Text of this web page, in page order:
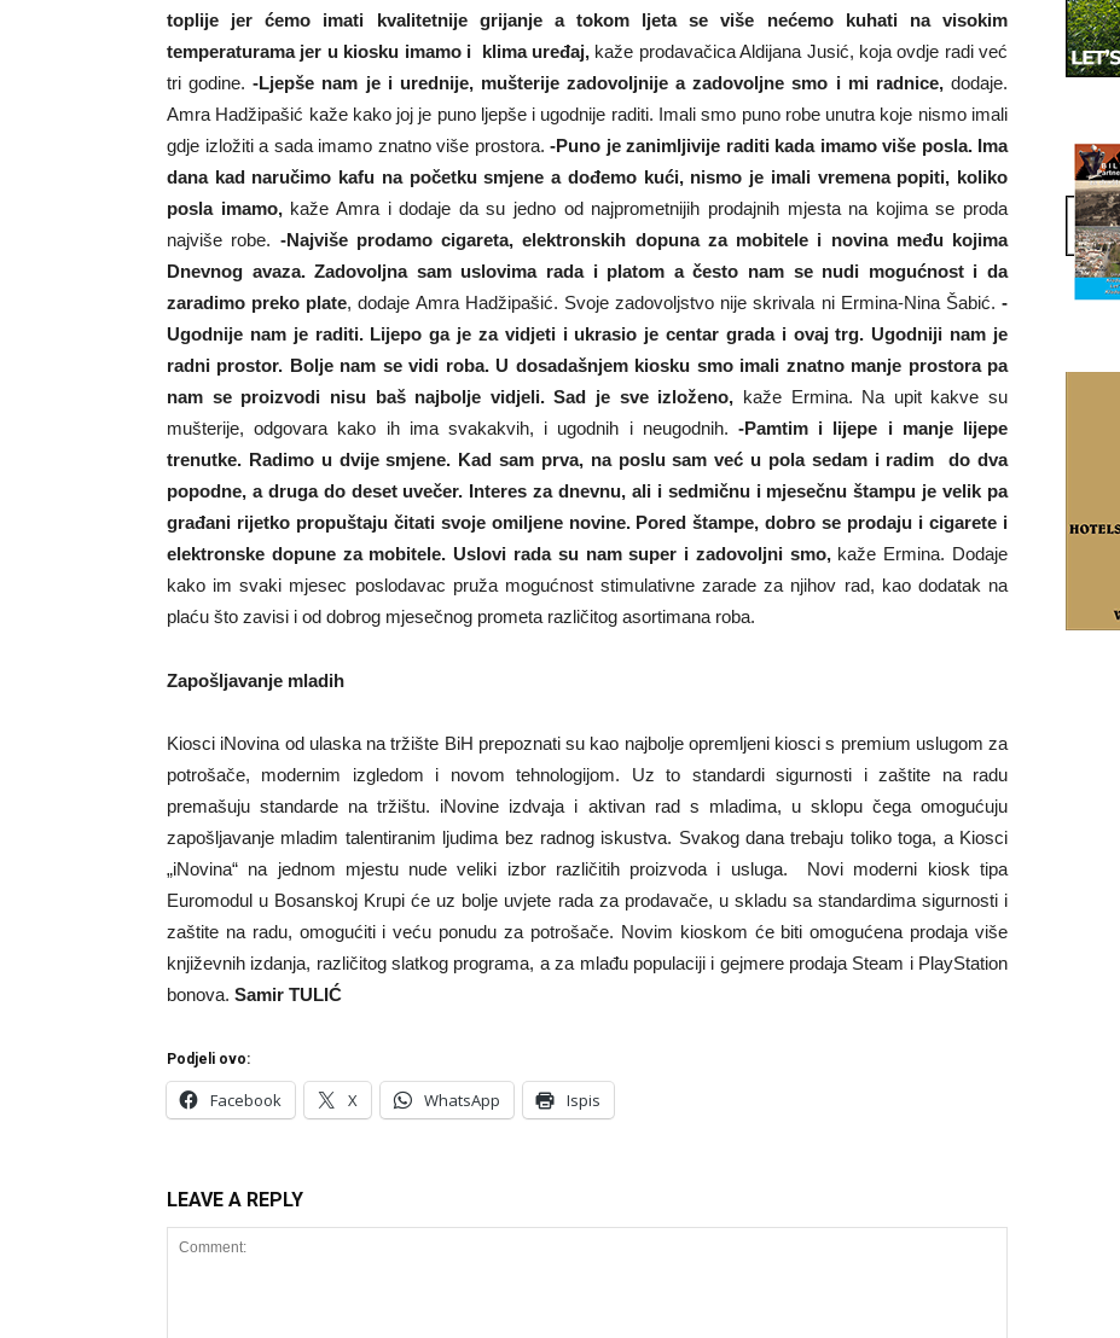
toplije jer ćemo imati kvalitetnije grijanje a tokom ljeta se više nećemo kuhati na visokim
temperaturama jer u kiosku imamo i klima uređaj, kaže prodavačica Aldijana Jusić, koja ovdje radi već
tri godine.-Ljepše nam je i urednije, mušterije zadovoljnije a zadovoljne smo i mi radnice,dodaje.
Amra Hadžipašić kaže kako joj je puno ljepše i ugodnije raditi. Imali smo puno robe unutra koje nismo imali
gdje izložiti a sada imamo znatno više prostora. -Puno je zanimljivije raditi kada imamo više posla. Ima
dana kad naručimo kafu na početku smjene a dođemo kući, nismo je imali vremena popiti, koliko
posla imamo,kaže Amra i dodaje da su jedno od najprometnijih prodajnih mjesta na kojima se proda
najviše robe. -Najviše prodamo cigareta, elektronskih dopuna za mobitele i novina među kojima
Dnevnog avaza. Zadovoljna sam uslovima rada i platom a često nam se nudi mogućnost i da
zaradimo preko plate, dodaje Amra Hadžipašić. Svoje zadovoljstvo nije skrivala ni Ermina-Nina Šabić.-
Ugodnije nam je raditi. Lijepo ga je za vidjeti i ukrasio je centar grada i ovaj trg. Ugodniji nam je
radni prostor. Bolje nam se vidi roba. U dosadašnjem kiosku smo imali znatno manje prostora pa
nam se proizvodi nisu baš najbolje vidjeli. Sad je sve izloženo, kaže Ermina. Na upit kakve su
mušterije, odgovara kako ih ima svakakvih, i ugodnih i neugodnih. -Pamtim i lijepe i manje lijepe
trenutke. Radimo u dvije smjene. Kad sam prva, na poslu sam već u pola sedam i radim do dva
popodne, a druga do deset uvečer. Interes za dnevnu, ali i sedmičnu i mjesečnu štampu je velik pa
građani rijetko propuštaju čitati svoje omiljene novine. Pored štampe, dobro se prodaju i cigarete i
elektronske dopune za mobitele. Uslovi rada su nam super i zadovoljni smo,kaže Ermina. Dodaje
kako im svaki mjesec poslodavac pruža mogućnost stimulativne zarade za njihov rad, kao dodatak na
plaću što zavisi i od dobrog mjesečnog prometa različitog asortimana roba.
Zapošljavanje mladih
Kiosci iNovina od ulaska na tržište BiH prepoznati su kao najbolje opremljeni kiosci s premium uslugom za
potrošače, modernim izgledom i novom tehnologijom. Uz to standardi sigurnosti i zaštite na radu
premašuju standarde na tržištu. iNovine izdvaja i aktivan rad s mladima, u sklopu čega omogućuju
zapošljavanje mladim talentiranim ljudima bez radnog iskustva. Svakog dana trebaju toliko toga, a Kiosci
„iNovina“ na jednom mjestu nude veliki izbor različitih proizvoda i usluga. Novi moderni kiosk tipa
Euromodul u Bosanskoj Krupi će uz bolje uvjete rada za prodavače, u skladu sa standardima sigurnosti i
zaštite na radu, omogućiti i veću ponudu za potrošače. Novim kioskom će biti omogućena prodaja više
književnih izdanja, različitog slatkog programa, a za mlađu populaciji i gejmere prodaja Steam i PlayStation
bonova. Samir TULIĆ
Podjeli ovo:
Facebook X WhatsApp Ispis
LEAVE A REPLY